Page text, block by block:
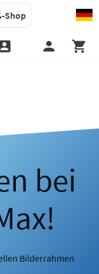
Shop
bei
Bilderrahmen